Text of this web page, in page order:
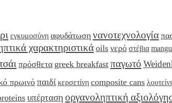
εγκυμοσύνη αφυδάτωση νανοτεχνολογία
χαρακτηριστικά oils νερό στέβια
πρόσθετα greek breakfast παγωτό
πρωινόπαιδί κερσετίνη composite cans
υπέρταση οργανοληπτική